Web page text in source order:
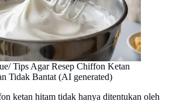
Tips Agar Resep Chiffon Ketan
Tidak Bantat (AI generated)
ketan hitam tidak hanya ditentukan oleh